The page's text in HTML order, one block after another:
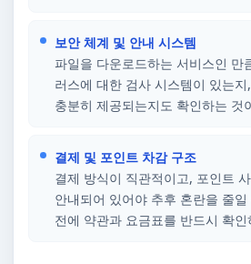
보안 체계 및 안내 시스템
파일을 다운로드하는 서비스인 만
러스에 대한 검사 시스템이 있는
충분히 제공되는지도 확인하는 것
결제 및 포인트 차감 구조
결제 방식이 직관적이고, 포인트
안내되어 있어야 추후 혼란을 줄
전에 약관과 요금표를 반드시 확